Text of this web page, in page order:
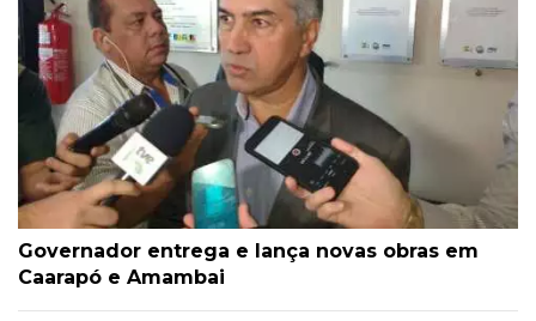
Governador entrega e lança novas obras em
Caarapó e Amambai